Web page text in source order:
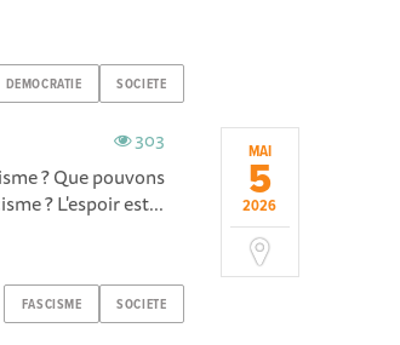
DEMOCRATIE SOCIETE
MAI
5
2026
303
? Que pouvons
? L'espoir est...
FASCISME SOCIETE